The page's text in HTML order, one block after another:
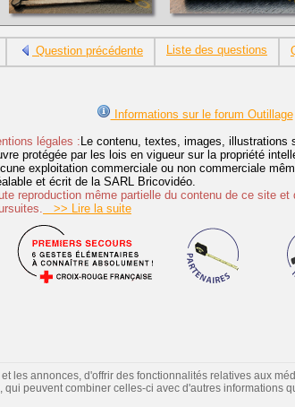
Question précédente Liste des questions
Informations sur le forum Outillage
légales :Le contenu, textes, images,
protégée par les lois en vigueur sur la propriété
exploitation commerciale ou non commerciale
et écrit de la SARL Bricovidéo.
reproduction même partielle du contenu de ce site
>> Lire la suite
les annonces, d'offrir des fonctionnalités relatives aux
peuvent combiner celles-ci avec d'autres informations